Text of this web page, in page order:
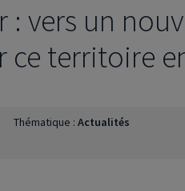
: vers un
territoire
Thématique : Actualités